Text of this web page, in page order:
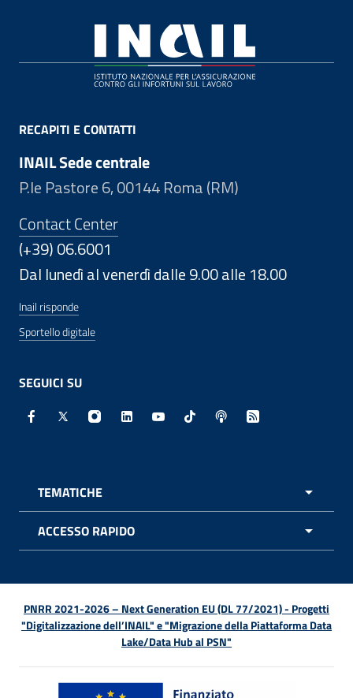
RECAPITI E CONTATTI
INAIL Sede centrale
P.le Pastore 6, 00144 Roma (RM)
Contact Center
(+39) 06.6001
Dal lunedì al venerdì dalle 9.00 alle 18.00
Inail risponde
Sportello digitale
SEGUICI SU
Facebook - Sito esterno - Apertura in nuova finestra
X - Sito esterno - Apertura in nuova finestra
Instagram - Sito esterno - Apertura in
Linkedin - Sito esterno - Apertura in
Youtube - Sito esterno -
TikTok - Sito esterno -
Spreaker - Sito
Feed RSS -
TEMATICHE
ACCESSO RAPIDO
PNRR 2021-2026 – Next Generation EU (DL 77/2021) - Progetti
"Digitalizzazione dell’INAIL" e "Migrazione della Piattaforma Data
Lake/Data Hub al PSN"